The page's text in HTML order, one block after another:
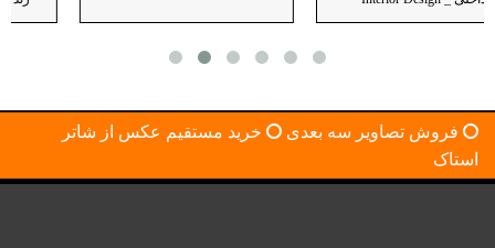
فروش تصاویر سه بعدی
خرید مستقیم عکس از شاتر
استاک